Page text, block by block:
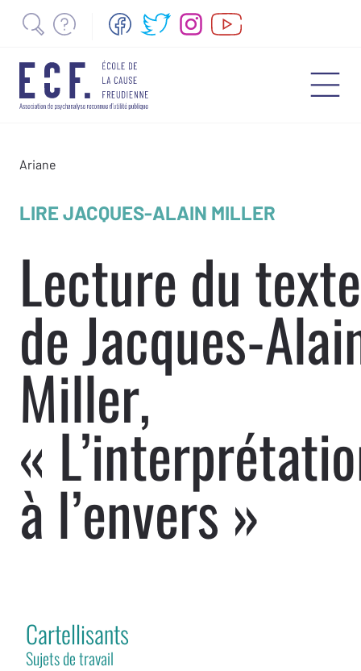
Ariane
LIRE JACQUES-ALAIN MILLER
Lecture du texte
de Jacques-
Miller,
«
à l’envers »
Cartellisants
Sujets de travail